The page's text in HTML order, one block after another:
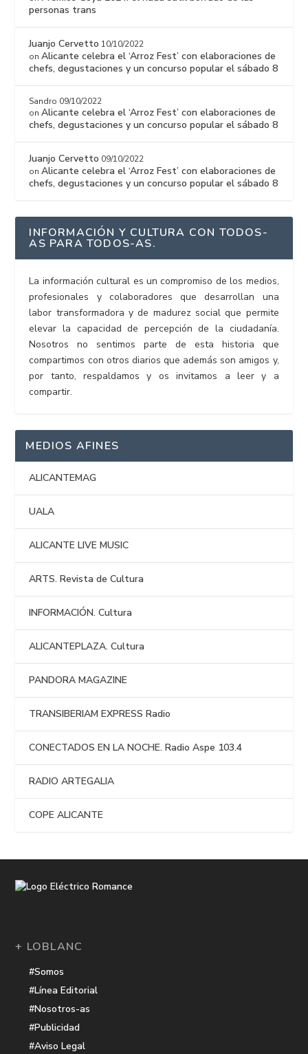
personas trans
Juanjo Cervetto 10/10/2022
onAlicante celebra el ‘Arroz Fest’ con elaboraciones de
chefs, degustaciones y un concurso popular el sábado 8
Sandro 09/10/2022
onAlicante celebra el ‘Arroz Fest’ con elaboraciones de
chefs, degustaciones y un concurso popular el sábado 8
Juanjo Cervetto 09/10/2022
onAlicante celebra el ‘Arroz Fest’ con elaboraciones de
chefs, degustaciones y un concurso popular el sábado 8
INFORMACIÓN Y CULTURA CON TODOS-
AS PARA TODOS-AS.
La información cultural es un compromiso de los medios,
profesionales y colaboradores que desarrollan una
labor transformadora y de madurez social que permite
elevar la capacidad de percepción de la ciudadanía.
Nosotros no sentimos parte de esta historia que
compartimos con otros diarios que además son amigos y,
por tanto, respaldamos y os invitamos a leer y a
compartir.
MEDIOS AFINES
ALICANTEMAG
UALA
ALICANTE LIVE MUSIC
ARTS. Revista de Cultura
INFORMACIÓN. Cultura
ALICANTEPLAZA. Cultura
PANDORA MAGAZINE
TRANSIBERIAM EXPRESS Radio
CONECTADOS EN LA NOCHE. Radio Aspe 103.4
RADIO ARTEGALIA
COPE ALICANTE
+ LOBLANC
#Somos
#Línea Editorial
#Nosotros-as
#Publicidad
#Aviso Legal